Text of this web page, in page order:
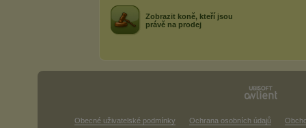
Zobrazit koně, kteří jsou
právě na prodej
Obecné uživatelské podmínky Ochrana osobních údajů